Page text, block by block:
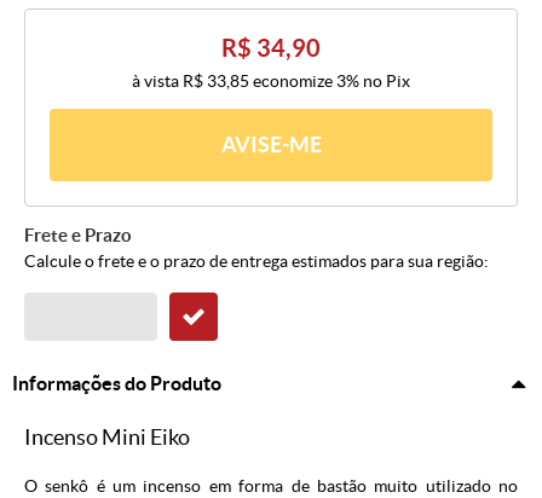
R$ 34,90
à vista R$ 33,85 economize 3% no Pix
AVISE-ME
Frete e Prazo
Calcule o frete e o prazo de entrega estimados para sua região:
Informações do Produto
Incenso Mini Eiko
O senkô é um incenso em forma de bastão muito utilizado no